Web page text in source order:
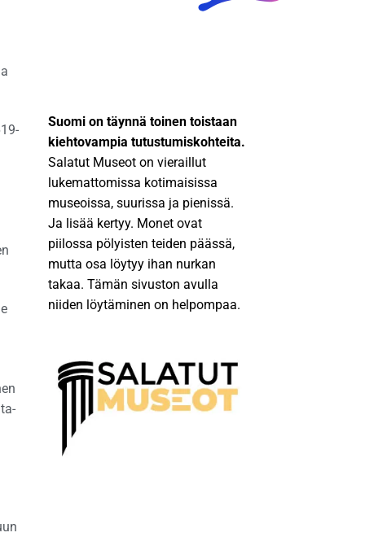
Suomi on täynnä toinen toistaan
kiehtovampia tutustumiskohteita.
Salatut Museot on vieraillut
lukemattomissa kotimaisissa
museoissa, suurissa ja pienissä.
Ja lisää kertyy. Monet ovat
piilossa pölyisten teiden päässä,
mutta osa löytyy ihan nurkan
takaa. Tämän sivuston avulla
niiden löytäminen on helpompaa.